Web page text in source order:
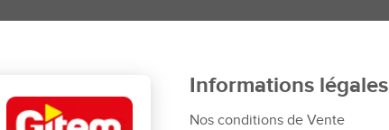
Pose et services
Informations légales
Nos conditions de Vente